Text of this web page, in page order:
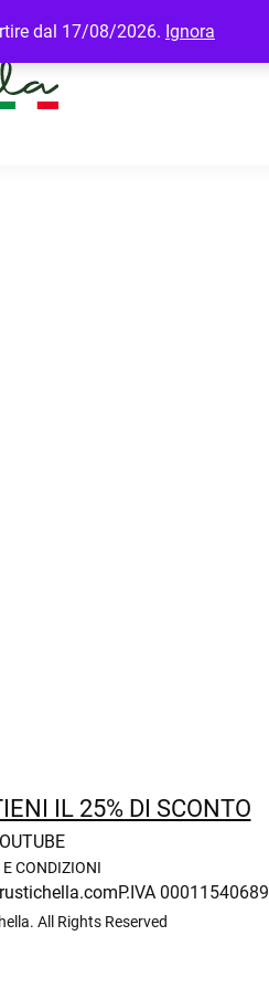
dal 17/08/2026. Ignora
IL 25% DI SCONTO
CONDIZIONI
P.IVA 00011540689
All Rights Reserved